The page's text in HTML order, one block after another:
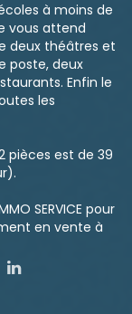
à moins de
vous attend
deux théâtres et
poste, deux
Enfin le
les
pièces est de 39
SERVICE pour
en vente à